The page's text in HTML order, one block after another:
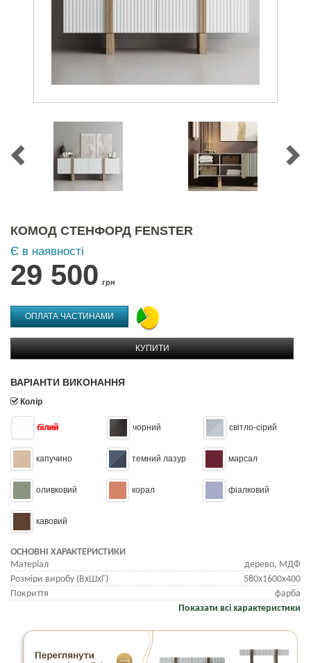
КОМОД СТЕНФОРД FENSTER
Є в наявності
29 500 грн
ОПЛАТА ЧАСТИНАМИ
КУПИТИ
ВАРІАНТИ ВИКОНАННЯ
Колір
білий чорний світло-сірий
капучино темний лазур марсал
оливковий корал фіалковий
кавовий
ОСНОВНІ ХАРАКТЕРИСТИКИ
Матеріал
дерево, МДФ
Розміри виробу (ВхШхГ)
580х1600х400
Покриття
фарба
Показати всі характеристики